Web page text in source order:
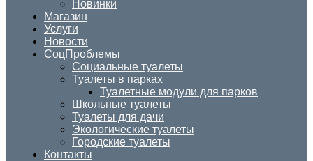
Новинки
Магазин
Услуги
Новости
СоцПроблемы
Социальные туалеты
Туалеты в парках
Туалетные модули для парков
Школьные туалеты
Туалеты для дачи
Экологические туалеты
Городские туалеты
Контакты